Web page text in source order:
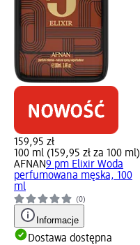
159,95 zł
100 ml (159,95 zł za 100 ml)
AFNAN9 pm Elixir Woda
perfumowana męska, 100
ml
(0)
Informacje
Dostawa dostępna